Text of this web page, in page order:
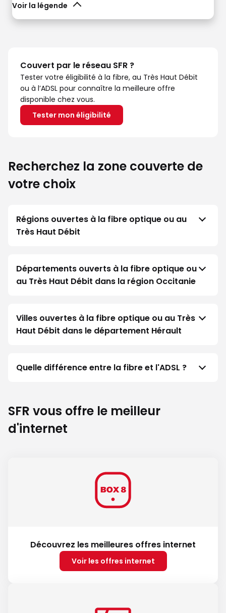
Voir la légende
Couvert par le réseau SFR ?
Tester votre éligibilité à la fibre, au Très Haut Débit
ou à l’ADSL pour connaître la meilleure offre
disponible chez vous.
Tester mon éligibilité
Recherchez la zone couverte de
votre choix
Régions ouvertes à la fibre optique ou au
Très Haut Débit
Départements ouverts à la fibre optique ou
au Très Haut Débit dans la région Occitanie
Villes ouvertes à la fibre optique ou au Très
Haut Débit dans le département Hérault
Quelle différence entre la fibre et l'ADSL ?
SFR vous offre le meilleur
d'internet
Découvrez les meilleures offres internet
Voir les offres internet